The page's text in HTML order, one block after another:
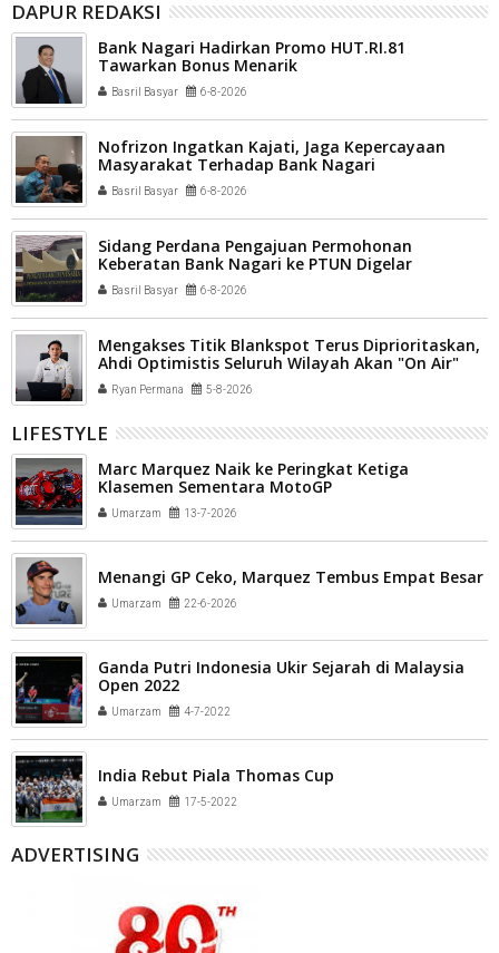
DAPUR REDAKSI
Bank Nagari Hadirkan Promo HUT.RI.81
Tawarkan Bonus Menarik
Basril Basyar 6-8-2026
Nofrizon Ingatkan Kajati, Jaga Kepercayaan
Masyarakat Terhadap Bank Nagari
Basril Basyar 6-8-2026
Sidang Perdana Pengajuan Permohonan
Keberatan Bank Nagari ke PTUN Digelar
Basril Basyar 6-8-2026
Mengakses Titik Blankspot Terus Diprioritaskan,
Ahdi Optimistis Seluruh Wilayah Akan "On Air"
Ryan Permana 5-8-2026
LIFESTYLE
Marc Marquez Naik ke Peringkat Ketiga
Klasemen Sementara MotoGP
Umarzam 13-7-2026
Menangi GP Ceko, Marquez Tembus Empat Besar
Umarzam 22-6-2026
Ganda Putri Indonesia Ukir Sejarah di Malaysia
Open 2022
Umarzam 4-7-2022
India Rebut Piala Thomas Cup
Umarzam 17-5-2022
ADVERTISING